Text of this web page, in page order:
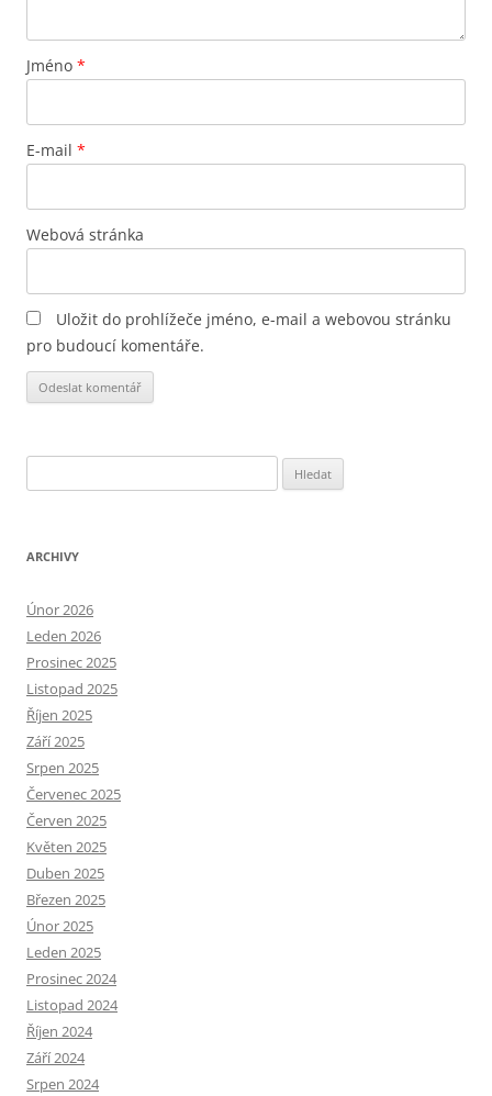
Jméno *
E-mail *
Webová stránka
Uložit do prohlížeče jméno, e-mail a webovou stránku
pro budoucí komentáře.
ARCHIVY
Únor 2026
Leden 2026
Prosinec 2025
Listopad 2025
Říjen 2025
Září 2025
Srpen 2025
Červenec 2025
Červen 2025
Květen 2025
Duben 2025
Březen 2025
Únor 2025
Leden 2025
Prosinec 2024
Listopad 2024
Říjen 2024
Září 2024
Srpen 2024